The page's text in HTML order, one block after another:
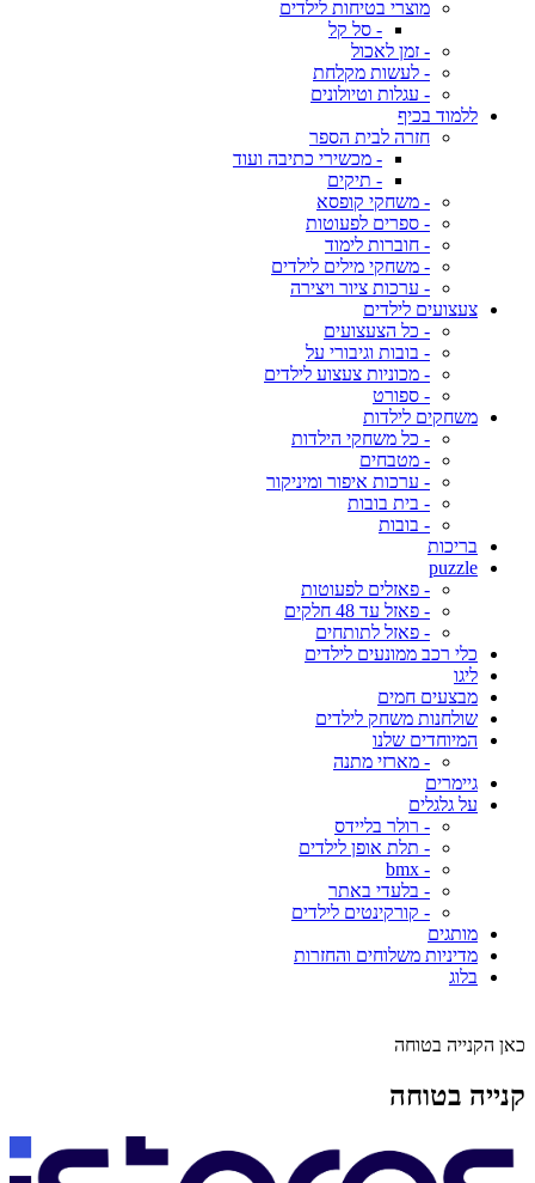
מוצרי בטיחות לילדים
- סל קל
- זמן לאכול
- לעשות מקלחת
- עגלות וטיולונים
ללמוד בכיף
חזרה לבית הספר
- מכשירי כתיבה ועוד
- תיקים
- משחקי קופסא
- ספרים לפעוטות
- חוברות לימוד
- משחקי מילים לילדים
- ערכות ציור ויצירה
צעצועים לילדים
- כל הצעצועים
- בובות וגיבורי על
- מכוניות צעצוע לילדים
- ספורט
משחקים לילדות
- כל משחקי הילדות
- מטבחים
- ערכות איפור ומיניקור
- בית בובות
- בובות
בריכות
puzzle
- פאזלים לפעוטות
- פאזל עד 48 חלקים
- פאזל לתותחים
כלי רכב ממונעים לילדים
ליגו
מבצעים חמים
שולחנות משחק לילדים
המיוחדים שלנו
- מארזי מתנה
גיימרים
על גלגלים
- רולר בליידס
- תלת אופן לילדים
- bmx
- בלעדי באתר
- קורקינטים לילדים
מותגים
מדיניות משלוחים והחזרות
בלוג
כאן הקנייה בטוחה
קנייה בטוחה